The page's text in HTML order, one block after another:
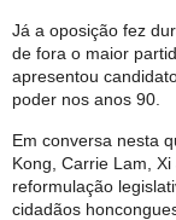
Já a oposição fez
de fora o maior
apresentou
poder nos anos 90.
Em conversa nesta
Kong, Carrie Lam,
reformulação
cidadãos